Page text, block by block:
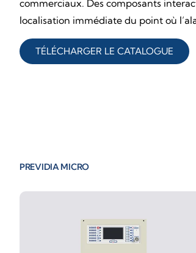
commerciaux. Des composants
localisation immédiate du point où
TÉLÉCHARGER LE CATALOGUE
PREVIDIA MICRO